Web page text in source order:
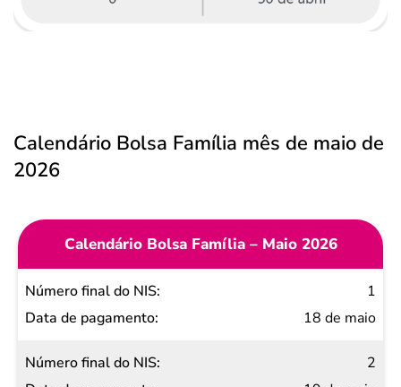
Calendário Bolsa Família mês de maio de
2026
Calendário Bolsa Família – Maio 2026
Número
final do
Data de
1
18 de maio
2